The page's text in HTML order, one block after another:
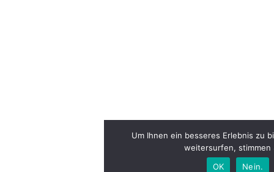
Um Ihnen ein besseres Erlebnis zu
weitersurfen, stimmen
OK
Nein.